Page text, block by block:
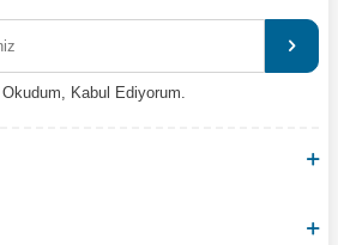
, Okudum, Kabul Ediyorum.